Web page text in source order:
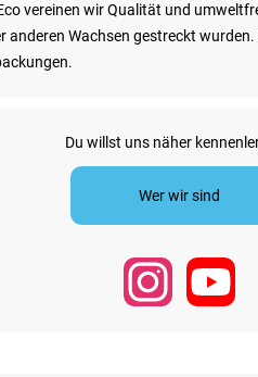
vereinen wir Qualität und
Wachsen gestreckt
Du willst uns näher
Wer wir sind